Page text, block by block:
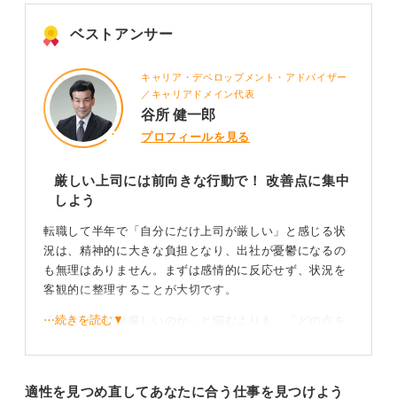
ベストアンサー
キャリア・デベロップメント・アドバイザー
／キャリアドメイン代表
谷所 健一郎
プロフィールを見る
厳しい上司には前向きな行動で！ 改善点に集中
しよう
転職して半年で「自分にだけ上司が厳しい」と感じる状
況は、精神的に大きな負担となり、出社が憂鬱になるの
も無理はありません。まずは感情的に反応せず、状況を
客観的に整理することが大切です。
「なぜ自分だけ厳しいのか」と悩むよりも、「どの点を
必ず反映させるのも良いですね。あるいは「業務改善の
⋯続きを読む▼
適性を見つめ直してあなたに合う仕事を見つけよう